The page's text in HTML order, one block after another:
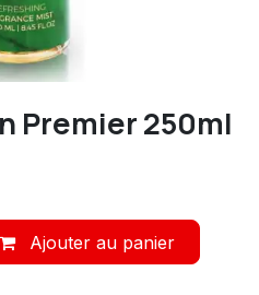
Premier 250ml
Ajouter au panier